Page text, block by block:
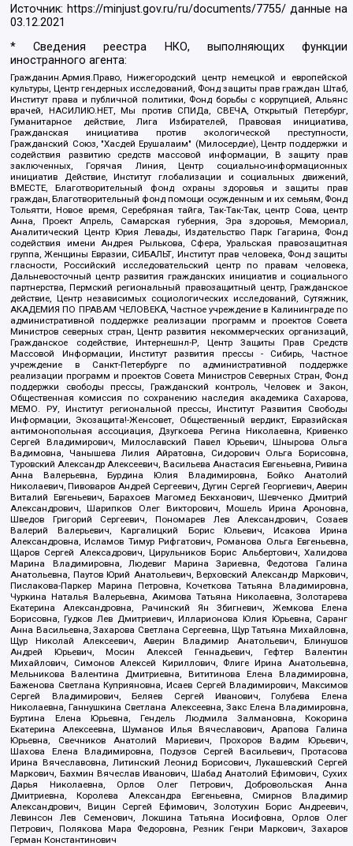
Источник: https://minjust.gov.ru/ru/documents/7755/ данные на
03.12.2021
* Сведения реестра НКО, выполняющих функции
иностранного агента:
Гражданин.Армия.Право, Нижегородский центр немецкой и европейской
культуры, Центр гендерных исследований, Фонд защиты прав граждан Штаб,
Институт права и публичной политики, Фонд борьбы с коррупцией, Альянс
врачей, НАСИЛИЮ.НЕТ, Мы против СПИДа, СВЕЧА, Открытый Петербург,
Гуманитарное действие, Лига Избирателей, Правовая инициатива,
Гражданская инициатива против экологической преступности,
Гражданский Союз, "Хасдей Ерушалаим" (Милосердие), Центр поддержки и
содействия развитию средств массовой информации, В защиту прав
заключенных, Горячая Линия, Центр социально-информационных
инициатив Действие, Институт глобализации и социальных движений,
ВМЕСТЕ, Благотворительный фонд охраны здоровья и защиты прав
граждан, Благотворительный фонд помощи осужденным и их семьям, Фонд
Тольятти, Новое время, Серебряная тайга, Так-Так-Так, центр Сова, центр
Анна, Проект Апрель, Самарская губерния, Эра здоровья, Мемориал,
Аналитический Центр Юрия Левады, Издательство Парк Гагарина, Фонд
содействия имени Андрея Рылькова, Сфера, Уральская правозащитная
группа, Женщины Евразии, СИБАЛЬТ, Институт прав человека, Фонд защиты
гласности, Российский исследовательский центр по правам человека,
Дальневосточный центр развития гражданских инициатив и социального
партнерства, Пермский региональный правозащитный центр, Гражданское
действие, Центр независимых социологических исследований, Сутяжник,
АКАДЕМИЯ ПО ПРАВАМ ЧЕЛОВЕКА, Частное учреждение в Калининграде по
административной поддержке реализации программ и проектов Совета
Министров северных стран, Центр развития некоммерческих организаций,
Гражданское содействие, Интернешнл-Р, Центр Защиты Прав Средств
Массовой Информации, Институт развития прессы - Сибирь, Частное
учреждение в Санкт-Петербурге по административной поддержке
реализации программ и проектов Совета Министров Северных Стран, Фонд
поддержки свободы прессы, Гражданский контроль, Человек и Закон,
Общественная комиссия по сохранению наследия академика Сахарова,
МЕМО. РУ, Институт региональной прессы, Институт Развития Свободы
Информации, Экозащита!-Женсовет, Общественный вердикт, Евразийская
антимонопольная ассоциация, Дзугкоева Регина Николаевна, Кривенко
Сергей Владимирович, Милославский Павел Юрьевич, Шнырова Ольга
Вадимовна, Чанышева Лилия Айратовна, Сидорович Ольга Борисовна,
Туровский Александр Алексеевич, Васильева Анастасия Евгеньевна, Ривина
Анна Валерьевна, Бурдина Юлия Владимировна, Бойко Анатолий
Николаевич, Пивоваров Андрей Сергеевич, Дугин Сергей Георгиевич, Аверин
Виталий Евгеньевич, Барахоев Магомед Бекханович, Шевченко Дмитрий
Александрович, Шарипков Олег Викторович, Мошель Ирина Ароновна,
Шведов Григорий Сергеевич, Пономарев Лев Александрович, Созаев
Валерий Валерьевич, Каргалицкий Борис Юльевич, Исакова Ирина
Александровна, Исламов Тимур Рифгатович, Романова Ольга Евгеньевна,
Щаров Сергей Алексадрович, Цирульников Борис Альбертович, Халидова
Марина Владимировна, Людевиг Марина Зариевна, Федотова Галина
Анатольевна, Паутов Юрий Анатольевич, Верховский Александр Маркович,
Пислакова-Паркер Марина Петровна, Кочеткова Татьяна Владимировна,
Чуркина Наталья Валерьевна, Акимова Татьяна Николаевна, Золотарева
Екатерина Александровна, Рачинский Ян Збигневич, Жемкова Елена
Борисовна, Гудков Лев Дмитриевич, Илларионова Юлия Юрьевна, Саранг
Анна Васильевна, Захарова Светлана Сергеевна, Щур Татьяна Михайловна,
Щур Николай Алексеевич, Аверин Владимир Анатольевич, Блинушов
Андрей Юрьевич, Мосин Алексей Геннадьевич, Гефтер Валентин
Михайлович, Симонов Алексей Кириллович, Флиге Ирина Анатольевна,
Мельникова Валентина Дмитриевна, Вититинова Елена Владимировна,
Баженова Светлана Куприяновна, Исаев Сергей Владимирович, Максимов
Сергей Владимирович, Беляев Сергей Иванович, Голубева Елена
Николаевна, Ганнушкина Светлана Алексеевна, Закс Елена Владимировна,
Буртина Елена Юрьевна, Гендель Людмила Залмановна, Кокорина
Екатерина Алексеевна, Шуманов Илья Вячеславович, Арапова Галина
Юрьевна, Свечников Анатолий Мариевич, Прохоров Вадим Юрьевич,
Шахова Елена Владимировна, Подузов Сергей Васильевич, Протасова
Ирина Вячеславовна, Литинский Леонид Борисович, Лукашевский Сергей
Маркович, Бахмин Вячеслав Иванович, Шабад Анатолий Ефимович, Сухих
Дарья Николаевна, Орлов Олег Петрович, Добровольская Анна
Дмитриевна, Королева Александра Евгеньевна, Смирнов Владимир
Александрович, Вицин Сергей Ефимович, Золотухин Борис Андреевич,
Левинсон Лев Семенович, Локшина Татьяна Иосифовна, Орлов Олег
Петрович, Полякова Мара Федоровна, Резник Генри Маркович, Захаров
Герман Константинович